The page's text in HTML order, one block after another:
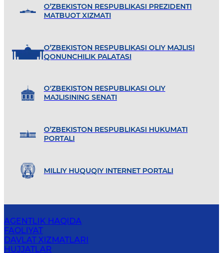
O’ZBEKISTON RESPUBLIKASI PREZIDENTI
MATBUOT XIZMATI
O’ZBEKISTON RESPUBLIKASI OLIY MAJLISI
QONUNCHILIK PALATASI
O'ZBEKISTON RESPUBLIKASI OLIY
MAJLISINING SENATI
O’ZBEKISTON RESPUBLIKASI HUKUMATI
PORTALI
MILLIY HUQUQIY INTERNET PORTALI
AGENTLIK HAQIDA
FAOLIYAT
DAVLAT XIZMATLARI
HUJJATLAR